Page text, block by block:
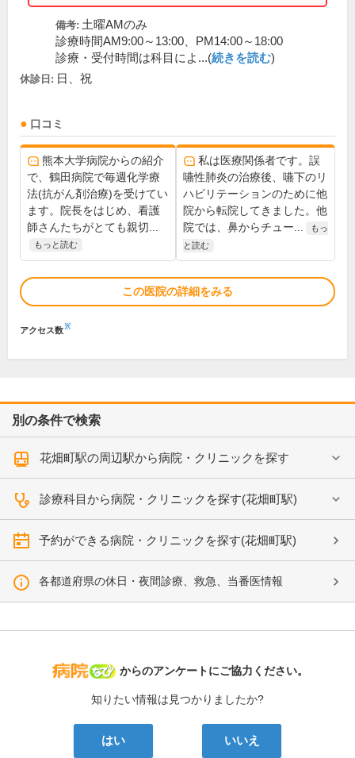
備考: 土曜AMのみ
診療時間AM9:00～13:00、PM14:00～18:00
診療・受付時間は科目によ...(続きを読む)
休診日: 日、祝
口コミ
熊本大学病院からの紹介
で、鶴田病院で毎週化学療
法(抗がん剤治療)を受けてい
ます。院長をはじめ、看護
師さんたちがとても親切...
もっと読む
私は医療関係者です。誤
嚥性肺炎の治療後、嚥下のリ
ハビリテーションのために他
院から転院してきました。他
院では、鼻からチュー...
もっ
と読む
この医院の詳細をみる
アクセス数※
別の条件で検索
花畑町駅の周辺駅から病院・クリニックを探す
診療科目から病院・クリニックを探す(花畑町駅)
予約ができる病院・クリニックを探す(花畑町駅)
各都道府県の休日・夜間診療、救急、当番医情報
病院なび
からのアンケートにご協力ください。
知りたい情報は見つかりましたか?
はい いいえ